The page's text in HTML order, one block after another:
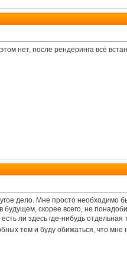
нет, после рендеринга всё
дело. Мне просто необходимо
скорее всего, не
ли здесь где-нибудь
тем и буду обижаться, что мне